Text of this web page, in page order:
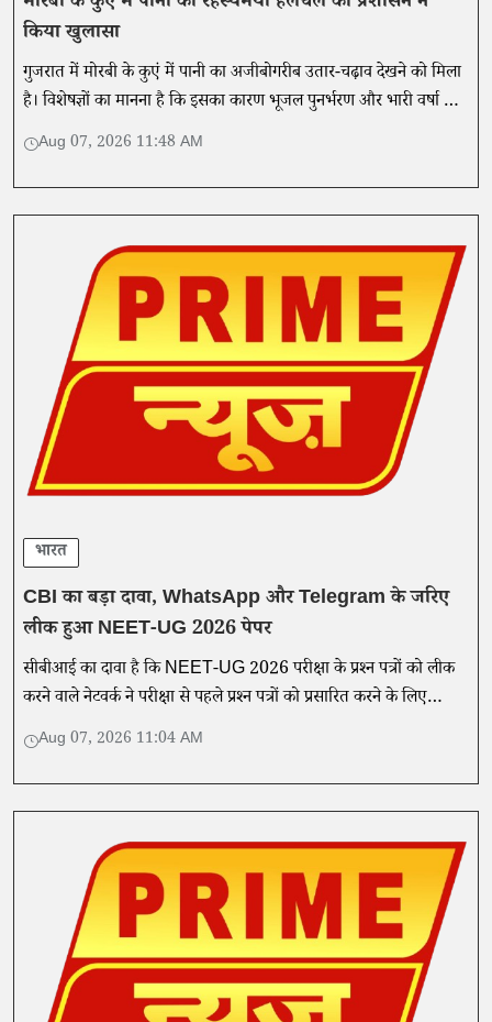
किया खुलासा
गुजरात में मोरबी के कुएं में पानी का अजीबोगरीब उतार-चढ़ाव देखने को मिला
है। विशेषज्ञों का मानना ​​है कि इसका कारण भूजल पुनर्भरण और भारी वर्षा हो
सकते हैं।
Aug 07, 2026 11:48 AM
भारत
CBI का बड़ा दावा, WhatsApp और Telegram के जरिए
लीक हुआ NEET-UG 2026 पेपर
सीबीआई का दावा है कि NEET-UG 2026 परीक्षा के प्रश्न पत्रों को लीक
करने वाले नेटवर्क ने परीक्षा से पहले प्रश्न पत्रों को प्रसारित करने के लिए
व्हाट्सएप, टेलीग्राम और डिजिटल फाइलों का इस्तेमाल किया।
Aug 07, 2026 11:04 AM